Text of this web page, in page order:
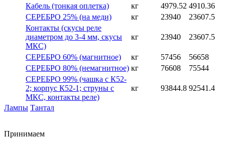
Кабель (тонкая оплетка)
кг 4979.52 4910.36
СЕРЕБРО 25% (на меди)
кг 23940
23607.5
Контакты (скусы реле
диаметром до 3-4 мм, скусы
МКС)
кг 23940 23607.5
СЕРЕБРО 60% (магнитное) кг 57456
56658
СЕРЕБРО 80% (немагнитное) кг 76608
75544
СЕРЕБРО 99% (чашка с К52-
2; корпус К52-1; струны с
МКС, контакты реле)
кг 93844.8 92541.4
Лампы Тантал
Принимаем